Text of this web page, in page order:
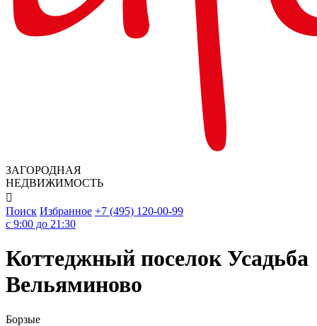
ЗАГОРОДНАЯ
НЕДВИЖИМОСТЬ

Поиск Избранное +7 (495) 120-00-99
c 9:00 до 21:30
Коттеджный поселок Усадьба
Вельяминово
Борзые